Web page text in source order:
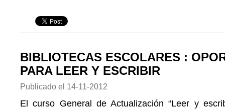
BIBLIOTECAS ESCOLARES :
PARA LEER Y ESCRIBIR
Publicado el 14-11-2012
El curso General de Actualización “Leer y